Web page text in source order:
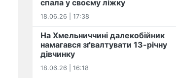
спала у своєму ліжку
18.06.26 | 17:38
На Хмельниччині далекобійник
намагався зґвалтувати 13-річну
дівчинку
18.06.26 | 16:18